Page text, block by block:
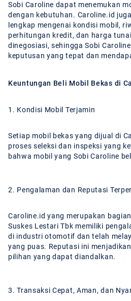
Sobi Caroline dapat menemukan
dengan kebutuhan. Caroline.id
lengkap mengenai kondisi mobil,
perhitungan kredit, dan harga
dinegosiasi, sehingga Sobi
keputusan yang tepat dan
Keuntungan Beli Mobil Bekas di
1. Kondisi Mobil Terjamin
Setiap mobil bekas yang dijual di
proses seleksi dan inspeksi yang
bahwa mobil yang Sobi Caroline
2. Pengalaman dan Reputasi
Caroline.id yang merupakan
Suskes Lestari Tbk memiliki
di industri otomotif dan telah
yang puas. Reputasi ini
pilihan yang dapat diandalkan.
3. Transaksi Cepat, Aman, dan